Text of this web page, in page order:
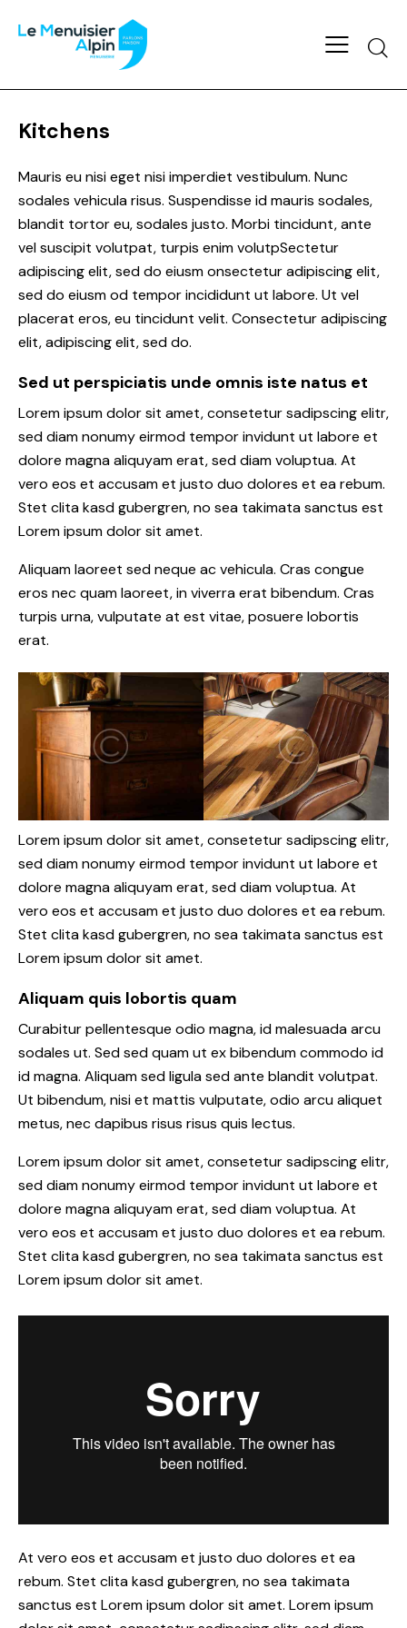
Kitchens
Mauris eu nisi eget nisi imperdiet vestibulum. Nunc
sodales vehicula risus. Suspendisse id mauris sodales,
blandit tortor eu, sodales justo. Morbi tincidunt, ante
vel suscipit volutpat, turpis enim volutpSectetur
adipiscing elit, sed do eiusm onsectetur adipiscing elit,
sed do eiusm od tempor incididunt ut labore. Ut vel
placerat eros, eu tincidunt velit. Consectetur adipiscing
elit, adipiscing elit, sed do.
Sed ut perspiciatis unde omnis iste natus et
Lorem ipsum dolor sit amet, consetetur sadipscing elitr,
sed diam nonumy eirmod tempor invidunt ut labore et
dolore magna aliquyam erat, sed diam voluptua. At
vero eos et accusam et justo duo dolores et ea rebum.
Stet clita kasd gubergren, no sea takimata sanctus est
Lorem ipsum dolor sit amet.
Aliquam laoreet sed neque ac vehicula. Cras congue
eros nec quam laoreet, in viverra erat bibendum. Cras
turpis urna, vulputate at est vitae, posuere lobortis
erat.
Lorem ipsum dolor sit amet, consetetur sadipscing elitr,
sed diam nonumy eirmod tempor invidunt ut labore et
dolore magna aliquyam erat, sed diam voluptua. At
vero eos et accusam et justo duo dolores et ea rebum.
Stet clita kasd gubergren, no sea takimata sanctus est
Lorem ipsum dolor sit amet.
Aliquam quis lobortis quam
Curabitur pellentesque odio magna, id malesuada arcu
sodales ut. Sed sed quam ut ex bibendum commodo id
id magna. Aliquam sed ligula sed ante blandit volutpat.
Ut bibendum, nisi et mattis vulputate, odio arcu aliquet
metus, nec dapibus risus risus quis lectus.
Lorem ipsum dolor sit amet, consetetur sadipscing elitr,
sed diam nonumy eirmod tempor invidunt ut labore et
dolore magna aliquyam erat, sed diam voluptua. At
vero eos et accusam et justo duo dolores et ea rebum.
Stet clita kasd gubergren, no sea takimata sanctus est
Lorem ipsum dolor sit amet.
At vero eos et accusam et justo duo dolores et ea
rebum. Stet clita kasd gubergren, no sea takimata
sanctus est Lorem ipsum dolor sit amet. Lorem ipsum